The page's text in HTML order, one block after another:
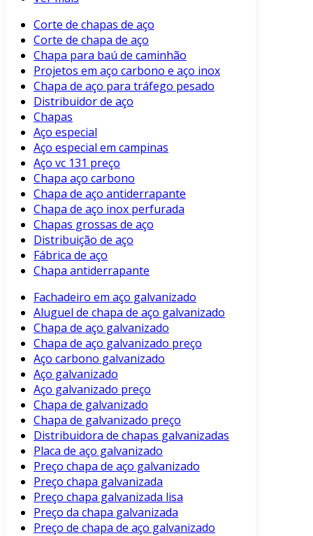
Corte de chapas de aço
Corte de chapa de aço
Chapa para baú de caminhão
Projetos em aço carbono e aço inox
Chapa de aço para tráfego pesado
Distribuidor de aço
Chapas
Aço especial
Aço especial em campinas
Aço vc 131 preço
Chapa aço carbono
Chapa de aço antiderrapante
Chapa de aço inox perfurada
Chapas grossas de aço
Distribuição de aço
Fábrica de aço
Chapa antiderrapante
Fachadeiro em aço galvanizado
Aluguel de chapa de aço galvanizado
Chapa de aço galvanizado
Chapa de aço galvanizado preço
Aço carbono galvanizado
Aço galvanizado
Aço galvanizado preço
Chapa de galvanizado
Chapa de galvanizado preço
Distribuidora de chapas galvanizadas
Placa de aço galvanizado
Preço chapa de aço galvanizado
Preço chapa galvanizada
Preço chapa galvanizada lisa
Preço da chapa galvanizada
Preço de chapa de aço galvanizado